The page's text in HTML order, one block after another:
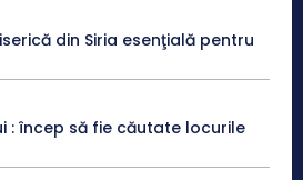
din Siria esenţială pentru
: încep să fie căutate locurile